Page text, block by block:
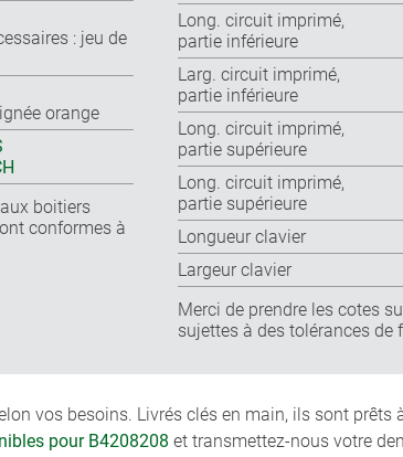
: jeu de
orange
boitiers
conformes à
Long. circuit imprimé,
partie inférieure
Larg. circuit imprimé,
partie inférieure
Long. circuit imprimé,
partie supérieure
Long. circuit imprimé,
partie supérieure
Longueur clavier
Largeur clavier
Merci de prendre les cotes
sujettes à des tolérances
vos besoins. Livrés clés en main, ils sont prêts
pour B4208208 et transmettez-nous votre